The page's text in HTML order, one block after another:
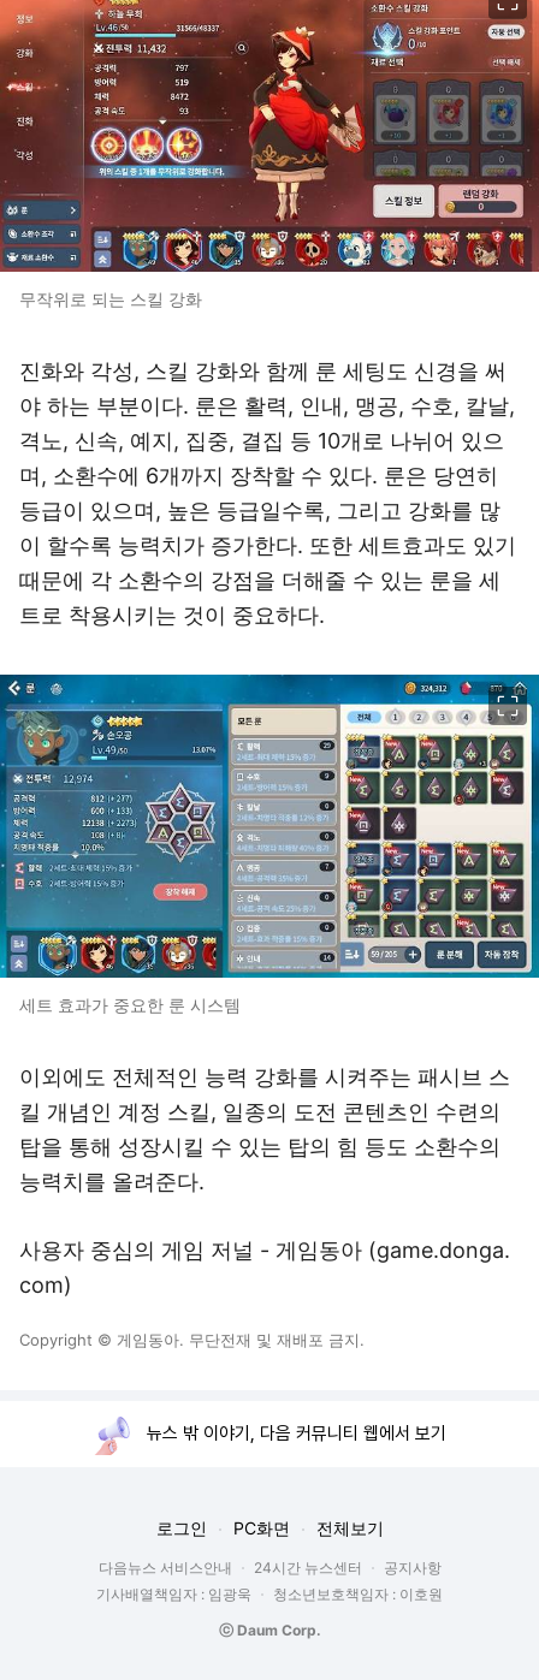
무작위로 되는 스킬 강화
진화와 각성, 스킬 강화와 함께 룬 세팅도 신경을 써
야 하는 부분이다. 룬은 활력, 인내, 맹공, 수호, 칼날,
격노, 신속, 예지, 집중, 결집 등 10개로 나뉘어 있으
며, 소환수에 6개까지 장착할 수 있다. 룬은 당연히
등급이 있으며, 높은 등급일수록, 그리고 강화를 많
이 할수록 능력치가 증가한다. 또한 세트효과도 있기
때문에 각 소환수의 강점을 더해줄 수 있는 룬을 세
트로 착용시키는 것이 중요하다.
세트 효과가 중요한 룬 시스템
이외에도 전체적인 능력 강화를 시켜주는 패시브 스
킬 개념인 계정 스킬, 일종의 도전 콘텐츠인 수련의
탑을 통해 성장시킬 수 있는 탑의 힘 등도 소환수의
능력치를 올려준다.
사용자 중심의 게임 저널 - 게임동아 (game.donga.
com)
Copyright © 게임동아. 무단전재 및 재배포 금지.
뉴스 밖 이야기, 다음 커뮤니티 웹에서 보기
로그인 PC화면 전체보기
다음뉴스 서비스안내 24시간 뉴스센터
공지사항
기사배열책임자 : 임광욱
청소년보호책임자 : 이호원
ⓒ Daum Corp.